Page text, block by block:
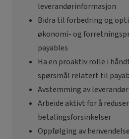
leverandørinformasjon
Bidra til forbedring og
økonomi- og
payables
Ha en proaktiv rolle i
spørsmål relatert til
Avstemming av
Arbeide aktivt for å
betalingsforsinkelser
Oppfølging av